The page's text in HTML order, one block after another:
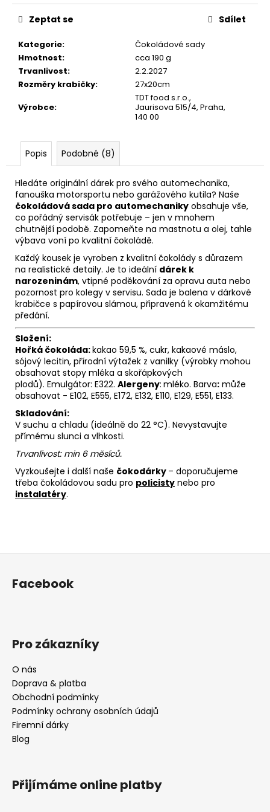
Kategorie:
Čokoládové sady
Hmotnost:
cca 190 g
Trvanlivost:
2.2.2027
Rozměry krabičky:
27x20cm
Výrobce:
TDT food s.r.o.,
Jaurisova 515/4, Praha,
140 00
Zeptat se Sdílet
Popis Podobné (8)
Hledáte originální dárek pro svého automechanika,
fanouška motorsportu nebo garážového kutila? Naše
čokoládová sada pro automechaniky obsahuje vše,
co pořádný servisák potřebuje – jen v mnohem
chutnější podobě. Zapomeňte na mastnotu a olej, tahle
výbava voní po kvalitní čokoládě.
Každý kousek je vyroben z kvalitní čokolády s důrazem
na realistické detaily. Je to ideální dárek k
narozeninám, vtipné poděkování za opravu auta nebo
pozornost pro kolegy v servisu. Sada je balena v dárkové
krabičce s papírovou slámou, připravená k okamžitému
předání.
Složení:
Hořká čokoláda:kakao 59,5 %, cukr, kakaové máslo,
sójový lecitin, přírodní výtažek z vanilky (výrobky mohou
obsahovat stopy mléka a skořápkových
plodů). Emulgátor: E322. Alergeny: mléko. Barva: může
obsahovat - E102, E555, E172, E132, E110, E129, E551, E133.
Skladování:
V suchu a chladu (ideálně do 22 °C). Nevystavujte
přímému slunci a vlhkosti.
Trvanlivost: min 6 měsíců.
Vyzkoušejte i další naše čokodárky – doporučujeme
třeba čokoládovou sadu pro policisty nebo pro
instalatéry.
u
e
m
e
Z
Facebook
Pro zákazníky
O nás
Doprava & platba
Obchodní podmínky
Podmínky ochrany osobních údajů
Firemní dárky
Blog
Přijímáme online platby